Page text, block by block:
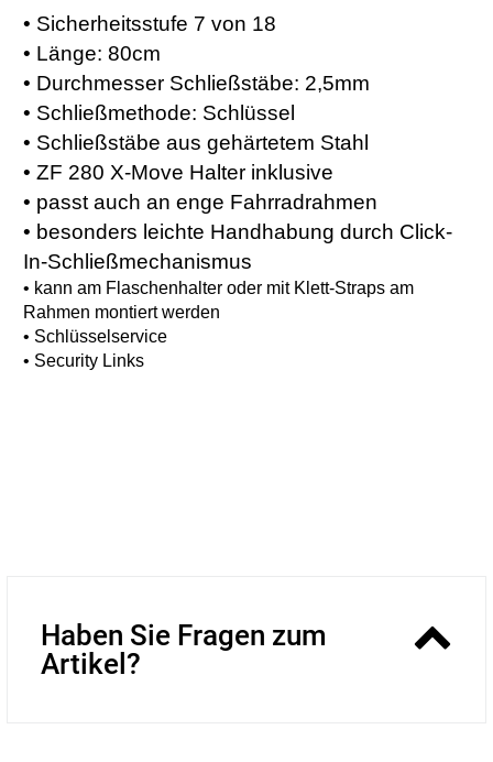
• Sicherheitsstufe 7 von 18
• Länge: 80cm
• Durchmesser Schließstäbe: 2,5mm
• Schließmethode: Schlüssel
• Schließstäbe aus gehärtetem Stahl
• ZF 280 X-Move Halter inklusive
• passt auch an enge Fahrradrahmen
• besonders leichte Handhabung durch Click-
In-Schließmechanismus
• kann am Flaschenhalter oder mit Klett-Straps am
Rahmen montiert werden
• Schlüsselservice
• Security Links
Haben Sie Fragen zum
Artikel?